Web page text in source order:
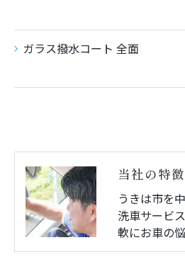
ガラス撥水コート 全面
当社の特徴
うきは市を
洗車サービ
軟にお車の